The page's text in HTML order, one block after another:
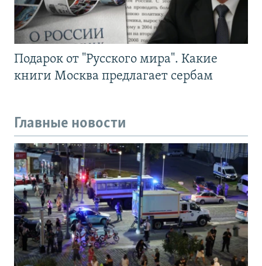
Подарок от "Русского мира". Какие
книги Москва предлагает сербам
Главные новости